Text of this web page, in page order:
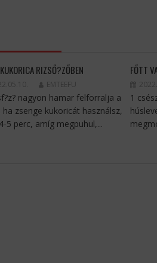
RIZSŐ?ZŐBEN
EMTEEFU
nagyon hamar felforralja a
ha zsenge kukoricát használsz,
5 perc, amíg megpuhul,...
FŐTT
1